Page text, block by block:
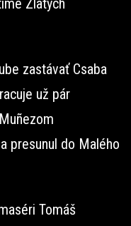
Zlatých
zastávať Csaba
už pár
presunul do Malého
Tomáš